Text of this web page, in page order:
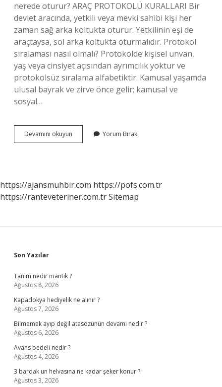
nerede oturur? ARAÇ PROTOKOLÜ KURALLARI Bir
devlet aracında, yetkili veya mevki sahibi kişi her
zaman sağ arka koltukta oturur. Yetkilinin eşi de
araçtaysa, sol arka koltukta oturmalıdır. Protokol
sıralaması nasıl olmalı? Protokolde kişisel unvan,
yaş veya cinsiyet açısından ayrımcılık yoktur ve
protokolsüz sıralama alfabetiktir. Kamusal yaşamda
ulusal bayrak ve zirve önce gelir; kamusal ve
sosyal…
Devamını okuyun
Sahibi
Yorum Bırak
https://ajansmuhbir.com https://pofs.com.tr
https://ranteveteriner.com.trSitemap
Sidebar
Son Yazılar
Tanım nedir mantık ?
Ağustos 8, 2026
Kapadokya hediyelik ne alınır ?
Ağustos 7, 2026
Bilmemek ayıp değil atasözünün devamı nedir ?
Ağustos 6, 2026
Avans bedeli nedir ?
Ağustos 4, 2026
3 bardak un helvasına ne kadar şeker konur ?
Ağustos 3, 2026